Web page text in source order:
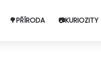
🌳PŘÍRODA 📷KURIOZITY